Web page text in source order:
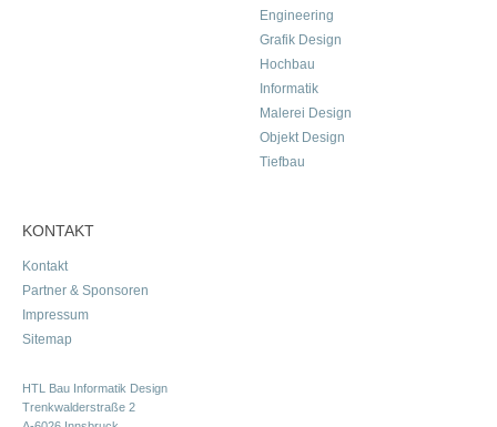
Engineering
Grafik Design
Hochbau
Informatik
Malerei Design
Objekt Design
Tiefbau
KONTAKT
Kontakt
Partner & Sponsoren
Impressum
Sitemap
HTL Bau Informatik Design
Trenkwalderstraße 2